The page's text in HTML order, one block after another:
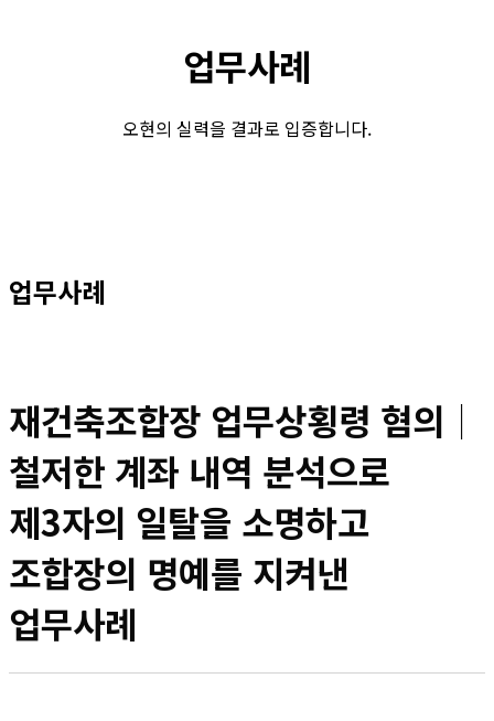
업무사례
오현의 실력을 결과로 입증합니다.
업무사례
재건축조합장 업무상횡령 혐의│
철저한 계좌 내역 분석으로
제3자의 일탈을 소명하고
조합장의 명예를 지켜낸
업무사례